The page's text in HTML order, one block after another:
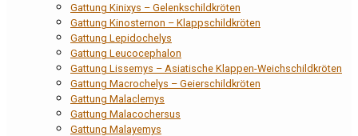
Gattung Kinixys – Gelenkschildkröten
Gattung Kinosternon – Klappschildkröten
Gattung Lepidochelys
Gattung Leucocephalon
Gattung Lissemys – Asiatische Klappen-Weichschildkröten
Gattung Macrochelys – Geierschildkröten
Gattung Malaclemys
Gattung Malacochersus
Gattung Malayemys